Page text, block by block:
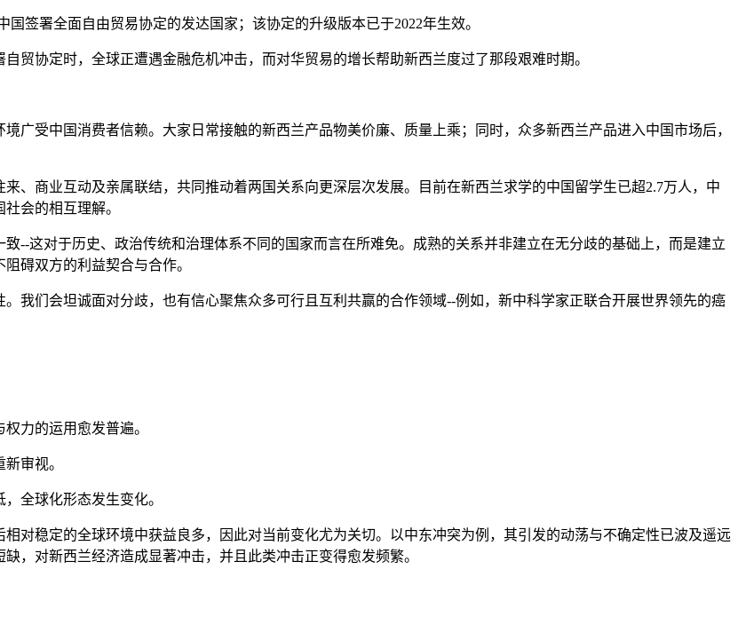
签署全面自由贸易协定的发达国家；该协定的升级版本已于2022年生效。
贸协定时，全球正遭遇金融危机冲击，而对华贸易的增长帮助新西兰度过了那段艰难时期。
广受中国消费者信赖。大家日常接触的新西兰产品物美价廉、质量上乘；同时，众多新西兰产品进入中国市场后，
、商业互动及亲属联结，共同推动着两国关系向更深层次发展。目前在新西兰求学的中国留学生已超2.7万人，中
会的相互理解。
--这对于历史、政治传统和治理体系不同的国家而言在所难免。成熟的关系并非建立在无分歧的基础上，而是建立
碍双方的利益契合与合作。
我们会坦诚面对分歧，也有信心聚焦众多可行且互利共赢的合作领域--例如，新中科学家正联合开展世界领先的癌
力的运用愈发普遍。
审视。
全球化形态发生变化。
对稳定的全球环境中获益良多，因此对当前变化尤为关切。以中东冲突为例，其引发的动荡与不确定性已波及遥远
，对新西兰经济造成显著冲击，并且此类冲击正变得愈发频繁。